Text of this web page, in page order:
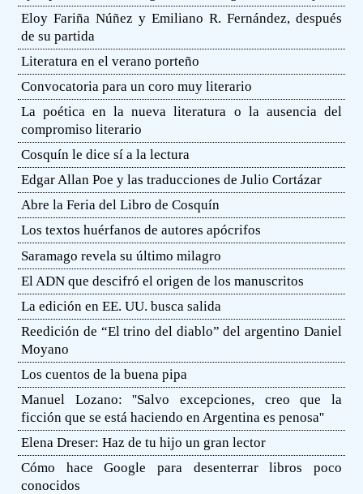
Eloy Fariña Núñez y Emiliano R. Fernández, después
de su partida
Literatura en el verano porteño
Convocatoria para un coro muy literario
La poética en la nueva literatura o la ausencia del
compromiso literario
Cosquín le dice sí a la lectura
Edgar Allan Poe y las traducciones de Julio Cortázar
Abre la Feria del Libro de Cosquín
Los textos huérfanos de autores apócrifos
Saramago revela su último milagro
El ADN que descifró el origen de los manuscritos
La edición en EE. UU. busca salida
Reedición de “El trino del diablo” del argentino Daniel
Moyano
Los cuentos de la buena pipa
Manuel Lozano: ''Salvo excepciones, creo que la
ficción que se está haciendo en Argentina es penosa''
Elena Dreser: Haz de tu hijo un gran lector
Cómo hace Google para desenterrar libros poco
conocidos